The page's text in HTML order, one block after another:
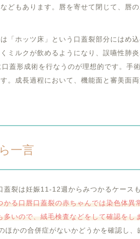
どもあります。唇を寄せて閉じて、唇
「ホッツ床」という口蓋裂部分にはめ
ミルクが飲めるようになり、誤嚥性肺
蓋形成術を行なうのが理想的です。手
。成長過程において、機能面と審美面
一言
蓋裂は妊娠11-12週からみつかるケース
かる口唇口蓋裂の赤ちゃんでは染色体異
多いので、絨毛検査などをして確認をし
ほかの合併症がないかどうかを確認し、